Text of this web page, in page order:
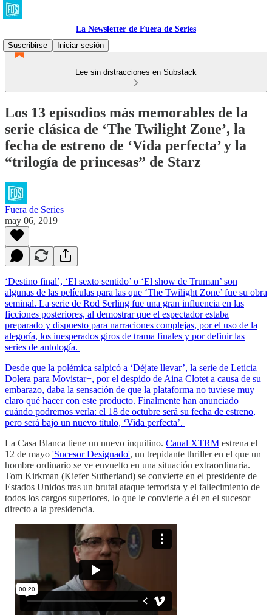
La Newsletter de Fuera de Series
Suscribirse
Iniciar sesión
Lee sin distracciones en Substack
Los 13 episodios más memorables de la
serie clásica de ‘The Twilight Zone’, la
fecha de estreno de ‘Vida perfecta’ y la
“trilogía de princesas” de Starz
Fuera de Series
may 06, 2019
‘Destino final’, ‘El sexto sentido’ o ‘El show de Truman’ son
algunas de las películas para las que ‘The Twilight Zone’ fue su obra
seminal. La serie de Rod Serling fue una gran influencia en las
ficciones posteriores, al demostrar que el espectador estaba
preparado y dispuesto para narraciones complejas, por el uso de la
alegoría, los inesperados giros de trama finales y por definir las
series de antología.
Desde que la polémica salpicó a ‘Déjate llevar’, la serie de Leticia
Dolera para Movistar+, por el despido de Aina Clotet a causa de su
embarazo, daba la sensación de que la plataforma no tuviese muy
claro qué hacer con este producto. Finalmente han anunciado
cuándo podremos verla: el 18 de octubre será su fecha de estreno,
pero será bajo un nuevo título, ‘Vida perfecta’.
La Casa Blanca tiene un nuevo inquilino. Canal XTRM estrena el
12 de mayo 'Sucesor Designado', un trepidante thriller en el que un
hombre ordinario se ve envuelto en una situación extraordinaria.
Tom Kirkman (Kiefer Sutherland) se convierte en el presidente de
Estados Unidos tras un brutal ataque terrorista y el fallecimiento de
todos los cargos superiores, lo que le convierte a él en el sucesor
directo a la presidencia.